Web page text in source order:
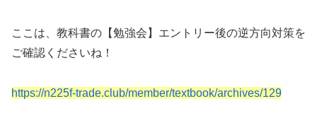
ここは、教科書の【勉強会】エントリー後の逆方向対策を
ご確認くださいね！
https://n225f-trade.club/member/textbook/archives/129